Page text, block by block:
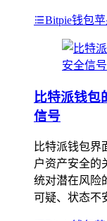
Bitpie钱包
比特派钱包
信号
比特派钱包界
户资产安全的
统对潜在风险
可疑、状态不